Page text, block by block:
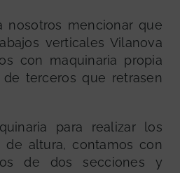
nosotros mencionar que
verticales Vilanova
con maquinaria propia
terceros que retrasen
para realizar los
de altura, contamos con
de dos secciones y